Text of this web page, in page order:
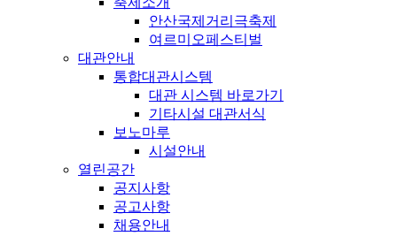
안산국제거리극축제
여르미오페스티벌
대관안내
통합대관시스템
대관 시스템 바로가기
기타시설 대관서식
보노마루
시설안내
열린공간
공지사항
공고사항
채용안내